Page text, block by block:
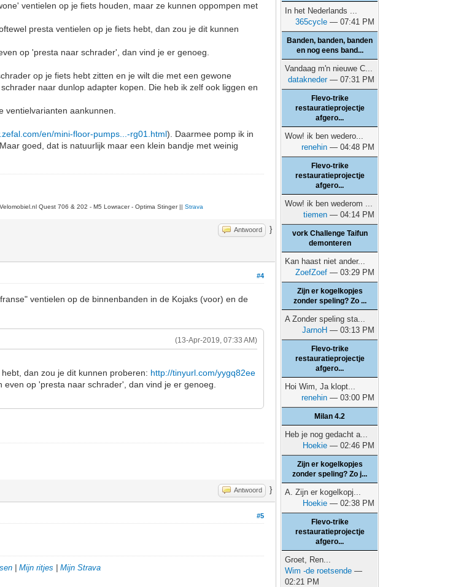
ventielen op je fiets houden, maar ze kunnen oppompen met
presta ventielen op je fiets hebt, dan zou je dit kunnen
op 'presta naar schrader', dan vind je er genoeg.
op je fiets hebt zitten en je wilt die met een gewone
naar dunlop adapter kopen. Die heb ik zelf ook liggen en
ventielvarianten aankunnen.
en/mini-floor-pumps...-rg01.html). Daarmee pomp ik in
goed, dat is natuurlijk maar een klein bandje met weinig
Quest 706 & 202 - M5 Lowracer - Optima Stinger ||Strava
Antwoord }
#4
ventielen op de binnenbanden in de Kojaks (voor) en de
(13-Apr-2019, 07:33 AM)
dan zou je dit kunnen proberen: http://tinyurl.com/yygq82ee
op 'presta naar schrader', dan vind je er genoeg.
Antwoord }
#5
| Mijn ritjes Mijn Strava
In het Nederlands ...
365cycle — 07:41 PM
Banden, banden, banden
en nog eens band...
Vandaag m'n nieuwe C...
datakneder— 07:31 PM
Flevo-trike
restauratieprojectje
afgero...
Wow! ik ben wedero...
renehin — 04:48 PM
Flevo-trike
restauratieprojectje
afgero...
Wow! ik ben wederom ...
tiemen — 04:14 PM
vork Challenge Taifun
demonteren
Kan haast niet ander...
ZoefZoef — 03:29 PM
Zijn er kogelkopjes
zonder speling? Zo ...
A Zonder speling sta...
JarnoH — 03:13 PM
Flevo-trike
restauratieprojectje
afgero...
Hoi Wim, Ja klopt...
renehin — 03:00 PM
Milan 4.2
Heb je nog gedacht a...
Hoekie — 02:46 PM
Zijn er kogelkopjes
zonder speling? Zo j...
A. Zijn er kogelkopj...
Hoekie — 02:38 PM
Flevo-trike
restauratieprojectje
afgero...
Groet, Ren...
Wim -de roetsende —
02:21 PM